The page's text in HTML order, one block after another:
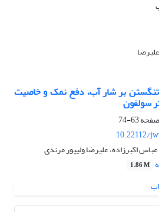
تنگستن بر شار آب، دفع نمک و خاصیت
سولفون
63-74
10.22112/
اکبرزاده، علیرضا ولیپور مرندی
1.86 M